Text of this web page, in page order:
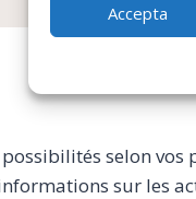
Accepta
selon vos
sur les